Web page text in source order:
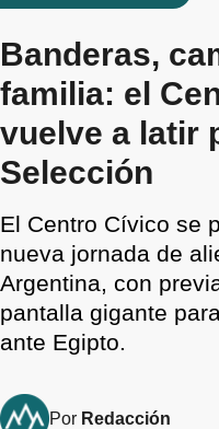
Banderas,
familia: el
vuelve a latir
Selección
El Centro Cívico se
nueva jornada de
Argentina, con
pantalla gigante
ante Egipto.
Por Redacción